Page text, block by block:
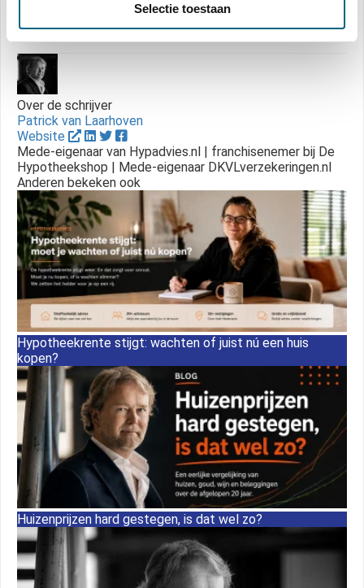
Selectie toestaan
Over de schrijver
Patrick van Laarhoven
Website
Mede-eigenaar van Hypadvies.nl | franchisenemer bij De
Hypotheekshop | Mede-eigenaar DKVLverzekeringen.nl
Anderen bekeken ook
Hypotheekrente stijgt: wachten of juist nú een huis
kopen?
Huizenprijzen hard gestegen, is dat wel zo?